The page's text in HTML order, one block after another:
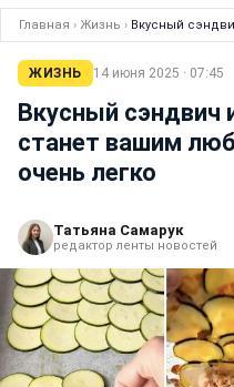
Главная › Жизнь › Вкусный
ЖИЗНЬ 14 июня 2025 · 07:45
Вкусный сэндвич
станет вашим
очень легко
Татьяна Самарук
редактор ленты новостей